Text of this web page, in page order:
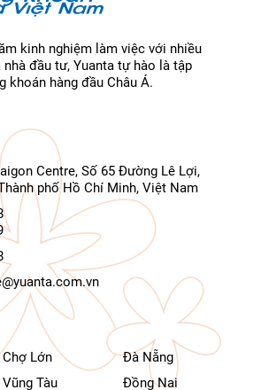
kinh nghiệm làm việc với nhiều
đầu tư, Yuanta tự hào là tập
khoán hàng đầu Châu Á.
Centre, Số 65 Đường Lê Lợi,
phố Hồ Chí Minh, Việt Nam
Chợ Lớn
Đà Nẵng
Vũng Tàu Đồng Nai